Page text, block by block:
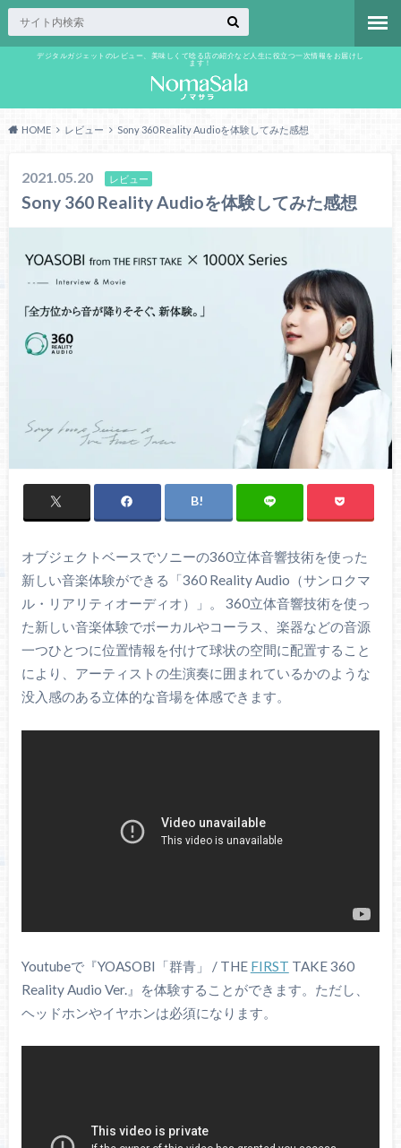
デジタルガジェットのレビュー、美味しくて唸る店の紹介など人生に役立つ一次情報をお届けし
ます！
HOME レビュー Sony 360 Reality Audioを体験してみた感想
2021.05.20 レビュー
Sony 360 Reality Audioを体験してみた感想
オブジェクトベースでソニーの360立体音響技術を使った
新しい音楽体験ができる「360 Reality Audio（サンロクマ
ル・リアリティオーディオ）」。 360立体音響技術を使っ
た新しい音楽体験でボーカルやコーラス、楽器などの音源
一つひとつに位置情報を付けて球状の空間に配置すること
により、アーティストの生演奏に囲まれているかのような
没入感のある立体的な音場を体感できます。
Youtubeで『YOASOBI「群青」 / THE FIRST TAKE 360
Reality Audio Ver.』を体験することができます。ただし、
ヘッドホンやイヤホンは必須になります。